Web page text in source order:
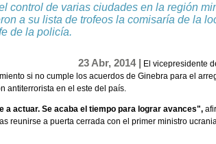
control de varias ciudades en la región
a su lista de trofeos la comisaría de la
de la policía.
23 Abr, 2014 | El vicepresidente
si no cumple los acuerdos de Ginebra para el
antiterrorista en el este del país.
a actuar. Se acaba el tiempo para lograr avances",
reunirse a puerta cerrada con el primer ministro